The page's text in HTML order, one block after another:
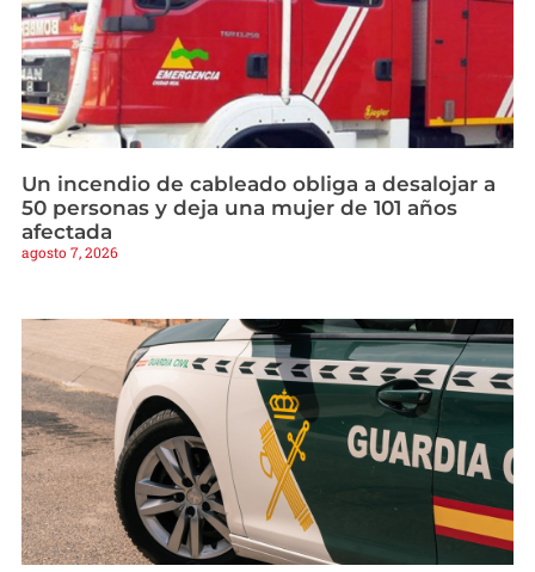
Un incendio de cableado obliga a desalojar a
50 personas y deja una mujer de 101 años
afectada
agosto 7, 2026